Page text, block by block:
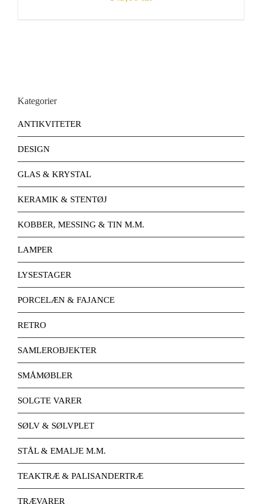
Kategorier
ANTIKVITETER
DESIGN
GLAS & KRYSTAL
KERAMIK & STENTØJ
KOBBER, MESSING & TIN M.M.
LAMPER
LYSESTAGER
PORCELÆN & FAJANCE
RETRO
SAMLEROBJEKTER
SMÅMØBLER
SOLGTE VARER
SØLV & SØLVPLET
STÅL & EMALJE M.M.
TEAKTRÆ & PALISANDERTRÆ
TRÆVARER